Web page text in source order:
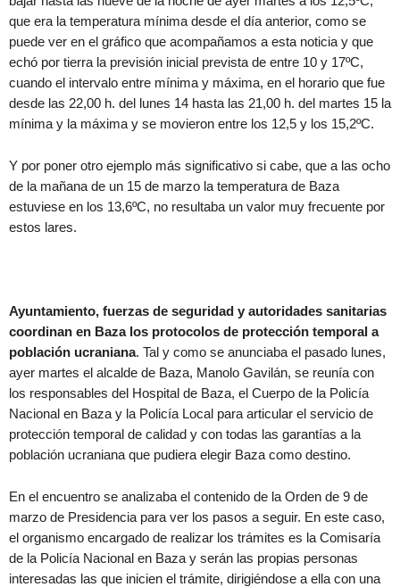
que era la temperatura mínima desde el día anterior, como se
puede ver en el gráfico que acompañamos a esta noticia y que
echó por tierra la previsión inicial prevista de entre 10 y 17ºC,
cuando el intervalo entre mínima y máxima, en el horario que fue
desde las 22,00 h. del lunes 14 hasta las 21,00 h. del martes 15 la
mínima y la máxima y se movieron entre los 12,5 y los 15,2ºC.
Y por poner otro ejemplo más significativo si cabe, que a las ocho
de la mañana de un 15 de marzo la temperatura de Baza
estuviese en los 13,6ºC, no resultaba un valor muy frecuente por
estos lares.
Ayuntamiento, fuerzas de seguridad y autoridades sanitarias
coordinan en Baza los protocolos de protección temporal a
población ucraniana. Tal y como se anunciaba el pasado lunes,
ayer martes el alcalde de Baza, Manolo Gavilán, se reunía con
los responsables del Hospital de Baza, el Cuerpo de la Policía
Nacional en Baza y la Policía Local para articular el servicio de
protección temporal de calidad y con todas las garantías a la
población ucraniana que pudiera elegir Baza como destino.
En el encuentro se analizaba el contenido de la Orden de 9 de
marzo de Presidencia para ver los pasos a seguir. En este caso,
el organismo encargado de realizar los trámites es la Comisaría
de la Policía Nacional en Baza y serán las propias personas
interesadas las que inicien el trámite, dirigiéndose a ella con una